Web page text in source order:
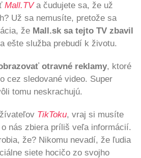
Mall.TVa čudujete sa, že už
Už sa nemusíte, pretože sa
že Mall.sk sa tejto TV zbavil
ešte služba prebudí k životu.
otravné reklamy, ktoré
cez sledované video. Super
tomu neskrachujú.
TikToku, vraj si musíte
nás zbiera príliš veľa informácií.
že? Nikomu nevadí, že ľudia
siete hocičo zo svojho